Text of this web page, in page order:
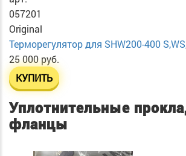
057201
Original
Терморегулятор для SHW200-400
25 000 руб.
КУПИТЬ
Уплотнительные
фланцы